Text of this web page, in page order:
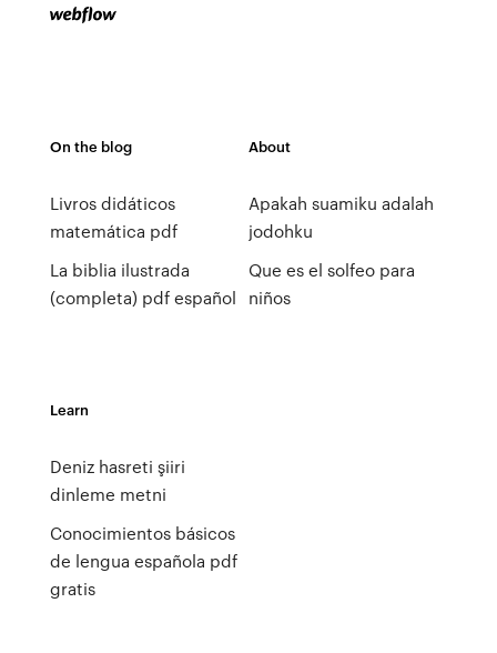
On the blog
Livros didáticos
matemática pdf
La biblia ilustrada
(completa) pdf español
About
Apakah suamiku adalah
jodohku
Que es el solfeo para
niños
Learn
Deniz hasreti şiiri
dinleme metni
Conocimientos básicos
de lengua española pdf
gratis